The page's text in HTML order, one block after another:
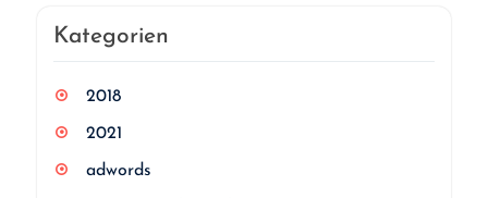
Kategorien
2018
2021
adwords